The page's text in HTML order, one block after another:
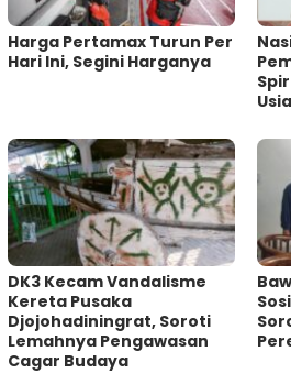
Harga Pertamax Turun Per
Hari Ini, Segini Harganya
DK3 Kecam Vandalisme
Kereta Pusaka
Djojohadiningrat, Soroti
Lemahnya Pengawasan
Cagar Budaya